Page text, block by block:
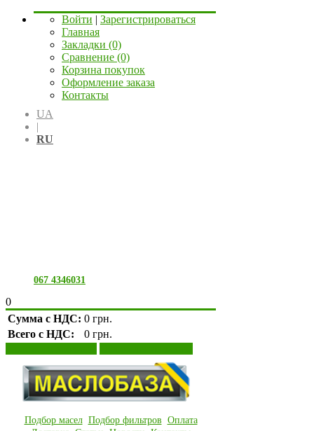
Войти | Зарегистрироваться
Главная
Закладки (0)
Сравнение (0)
Корзина покупок
Оформление заказа
Контакты
UA
|
RU
067 4346031
0
Сумма с НДС: 0 грн.
Всего с НДС:
0 грн.
Подбор масел Подбор фильтров Оплата